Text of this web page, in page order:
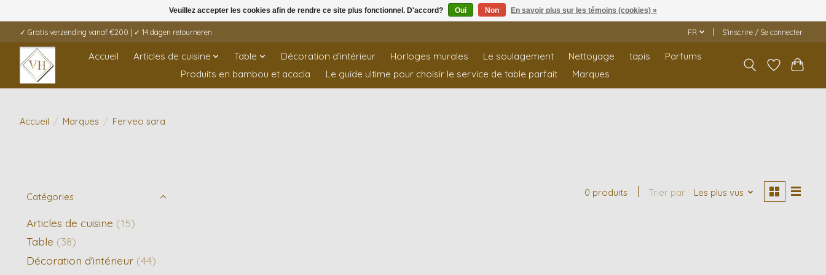
✓ Gratis verzending vanaf €200 | ✓ 14 dagen retourneren FR S’inscrire / Se connecter
Accueil Articles de cuisine Table Décoration d'intérieur Horloges murales Le soulagement Nettoyage tapis
Parfums
Produits en bambou et acacia
Le guide ultime pour choisir le service de table parfait Marques
Accueil / Marques / Ferveo sara
Catégories
Articles de cuisine (15)
Table (38)
Décoration d'intérieur (44)
0 produits Trier par Les plus vus
Veuillez accepter les cookies afin de rendre ce site plus fonctionnel. D'accord? Oui Non En savoir plus sur les témoins (cookies) »